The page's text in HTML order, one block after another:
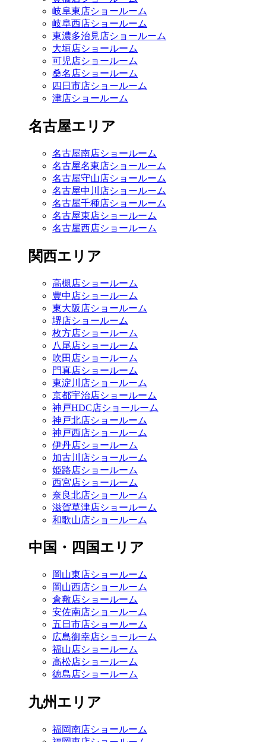
岐阜東店ショールーム
岐阜西店ショールーム
東濃多治見店ショールーム
大垣店ショールーム
可児店ショールーム
桑名店ショールーム
四日市店ショールーム
津店ショールーム
名古屋エリア
名古屋南店ショールーム
名古屋名東店ショールーム
名古屋守山店ショールーム
名古屋中川店ショールーム
名古屋千種店ショールーム
名古屋東店ショールーム
名古屋西店ショールーム
関西エリア
高槻店ショールーム
豊中店ショールーム
東大阪店ショールーム
堺店ショールーム
枚方店ショールーム
八尾店ショールーム
吹田店ショールーム
門真店ショールーム
東淀川店ショールーム
京都宇治店ショールーム
神戸HDC店ショールーム
神戸北店ショールーム
神戸西店ショールーム
伊丹店ショールーム
加古川店ショールーム
姫路店ショールーム
西宮店ショールーム
奈良北店ショールーム
滋賀草津店ショールーム
和歌山店ショールーム
中国・四国エリア
岡山東店ショールーム
岡山西店ショールーム
倉敷店ショールーム
安佐南店ショールーム
五日市店ショールーム
広島御幸店ショールーム
福山店ショールーム
高松店ショールーム
徳島店ショールーム
九州エリア
福岡南店ショールーム